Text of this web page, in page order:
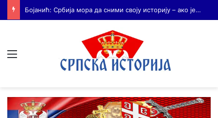
Бојанић: Када се гради – некоме смета. Када се не гради – сви се жале